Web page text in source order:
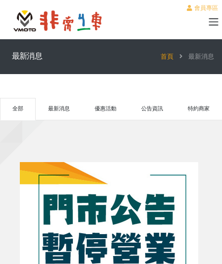
會員專區
最新消息 首頁 最新消息
全部 最新消息 優惠活動 公告資訊 特約商家